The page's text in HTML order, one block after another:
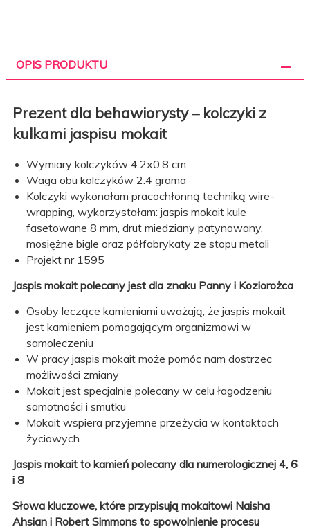
OPIS PRODUKTU
Prezent dla behawiorysty – kolczyki z
kulkami jaspisu mokait
Wymiary kolczyków 4.2x0.8 cm
Waga obu kolczyków 2.4 grama
Kolczyki wykonałam pracochłonną techniką wire-
wrapping, wykorzystałam: jaspis mokait kule
fasetowane 8 mm, drut miedziany patynowany,
mosiężne bigle oraz półfabrykaty ze stopu metali
Projekt nr 1595
Jaspis mokait polecany jest dla znaku Panny i Koziorożca
Osoby leczące kamieniami uważają, że jaspis mokait
jest kamieniem pomagającym organizmowi w
samoleczeniu
W pracy jaspis mokait może pomóc nam dostrzec
możliwości zmiany
Mokait jest specjalnie polecany w celu łagodzeniu
samotności i smutku
Mokait wspiera przyjemne przeżycia w kontaktach
życiowych
Jaspis mokait to kamień polecany dla numerologicznej 4, 6
i 8
Słowa kluczowe, które przypisują mokaitowi Naisha
Ahsian i Robert Simmons to spowolnienie procesu